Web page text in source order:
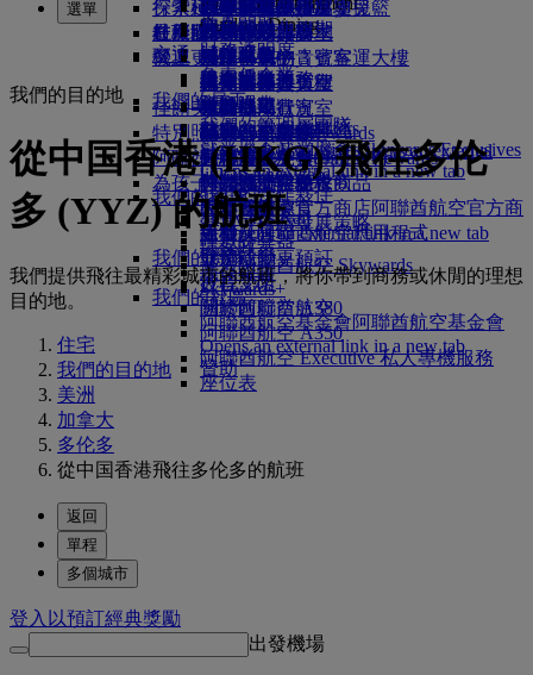
link in a new tab
杜拜轉機服務
交通
機場接駁服務
預訂汽車
航空公司合作夥伴
辦理登機手續選項
航班狀況
品
杜拜國際機場
阿聯酋航空 3 號客運大樓
來往各客運大樓
來回機場
穿梭巴士服務
行李延誤或損壞
ice 精選
ice 直播電視
機上 Wi-Fi
兒童娛樂
佳餚美饌
頭等客艙美食
商務客艙美食
尊尚經濟客艙餐飲
經濟客艙美食
飲料
我們的機隊
波音 777
阿聯酋航空 A380
阿聯酋航空 A350
阿聯酋航空 Executive 私人專機服務
座位表
頭等客艙貴賓室
商務客艙貴賓室
全球各地的貴賓室
合作夥伴貴賓室
付費使用貴賓室
Marhaba 貴賓室
阿聯酋航空購物
阿聯酋航空免稅商品
阿聯酋航空官方商店阿聯酋航空官方商
店 Opens an external link in a new tab
汽車安全座椅及嬰兒籃
在機場
機上
與兒童同行
攜嬰兒同行
嬰兒行李限額
兒童及嬰兒餐
為孩子帶來樂趣
兒童娛樂
兒童玩具
兒童活動
安全
財務透明度
負責任企業
我們的員工
我們的管理層團隊
就業機會就業機會 Opens an external
link in a new tab
我們的地球
營運可持續發展策略
環保政策
環保報告
我們的社區
阿聯酋航空基金會阿聯酋航空基金會
Opens an external link in a new tab
贊助
探索杜拜
最新目的地
赫爾辛基
杭州
峴港
深圳
暹粒
Outdoor Dining
大自然假期
歷史和文化假期
城市度假
美食家之旅
我的家庭
使用哩數
補領哩數
購買哩數
賺取哩數
Skywards Skysurfers
Skywards ExclusivesSkywards Exclusives
Opens an external link in a new tab
我們的合作夥伴
Skywards Rail
哩數計算器
登入阿聯酋航空 Skywards
Skywards+
常見問題
行李延誤或損壞支援
杜拜接駁服務
營運更改
近期的旅遊更新
查詢航班狀況
特別照顧
阿聯酋航空無障礙出行
特殊協助與要求
我們的其他產品
特別協助與要求
行李與失物
準備出發
在機場
阿聯酋航空 Skywards
阿聯酋航空 Business Rewards
你的機上體驗
工具及資源
手機及阿聯酋航空應用程式
取消或變更預訂
行程受阻
關於阿聯酋航空
選單
我們的目的地
從中国香港 (HKG) 飛往多伦
多 (YYZ) 的航班
我們提供飛往最精彩城市的航班，將你帶到商務或休閒的理想
目的地。
住宅
我們的目的地
美洲
加拿大
多伦多
從中国香港飛往多伦多的航班
返回
單程
多個城市
登入以預訂經典獎勵
出發機場